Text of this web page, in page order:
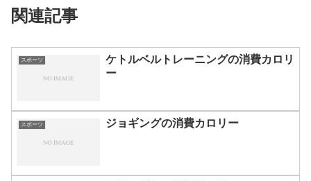
関連記事
スポーツ
ケトルベルトレーニングの消費カロリ
ー
スポーツ ジョギングの消費カロリー